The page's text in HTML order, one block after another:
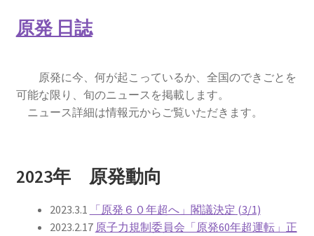
2013.3.10 第２回原発ゼロへのカウントダウンinかわ
さき 集会
科会【原発は人権問題だ】 福島からの発言
原発 日誌
原発に今、何が起こっているか、全国のできごとを
可能な限り、旬のニュースを掲載します。
ニュース詳細は情報元からご覧いただきます。
2023年 原発動向
2023.3.1
「原発６０年超へ」閣議決定 (3/1)
2023.2.17 原子力規制委員会「原発60年超運転」正